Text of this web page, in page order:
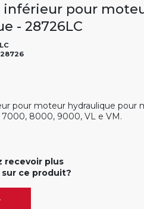
inférieur pour
- 28726LC
pour moteur hydraulique pour
8000, 9000, VL e VM.
recevoir plus
ce produit?